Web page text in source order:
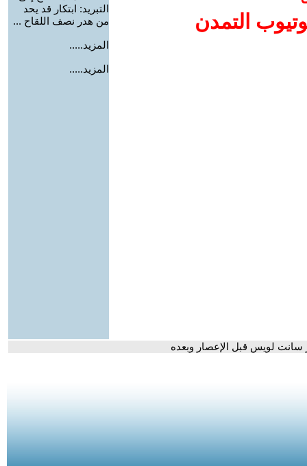
التمدن
التبريد: ابتكار قد يحد
من هدر نصف اللقاح ...
المزيد.....
المزيد.....
سانت لويس قبل الإعصار وبعده